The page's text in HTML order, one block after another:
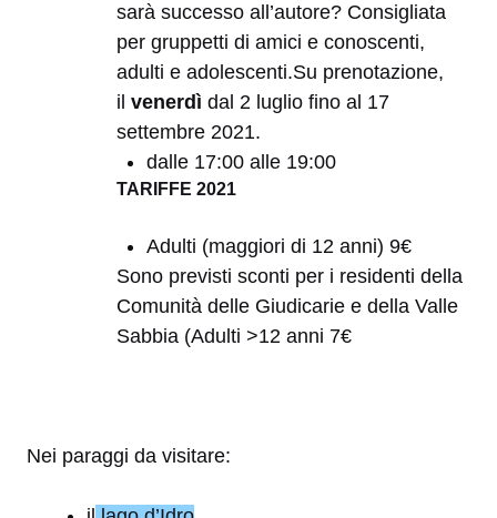
sarà successo all’autore? Consigliata
per gruppetti di amici e conoscenti,
adulti e adolescenti.Su prenotazione,
il venerdì dal 2 luglio fino al 17
settembre 2021.
dalle 17:00 alle 19:00
TARIFFE 2021
Adulti (maggiori di 12 anni) 9€
Sono previsti sconti per i residenti della
Comunità delle Giudicarie e della Valle
Sabbia (Adulti >12 anni 7€
Nei paraggi da visitare: